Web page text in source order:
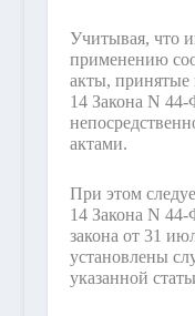
Учитывая, что
применению
акты, принятые
14 Закона N
актами.
При этом
14 Закона N
закона от 31
установлены
указанной